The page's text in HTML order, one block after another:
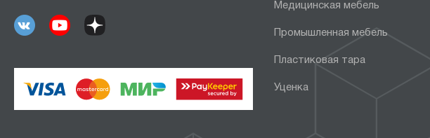
Медицинская мебель
Промышленная мебель
Пластиковая тара
Уценка